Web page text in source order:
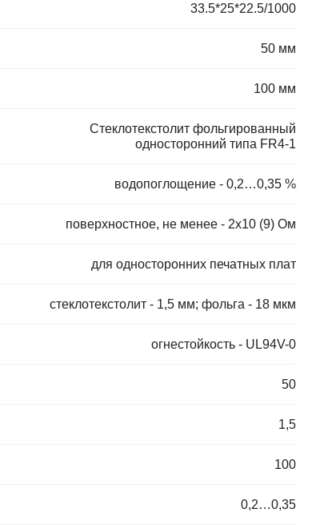
33.5*25*22.5/1000
50 мм
100 мм
Стеклотекстолит фольгированный
односторонний типа FR4-1
водопоглощение - 0,2…0,35 %
поверхностное, не менее - 2х10 (9) Ом
для односторонних печатных плат
стеклотекстолит - 1,5 мм; фольга - 18 мкм
огнестойкость - UL94V-0
50
1,5
100
0,2…0,35